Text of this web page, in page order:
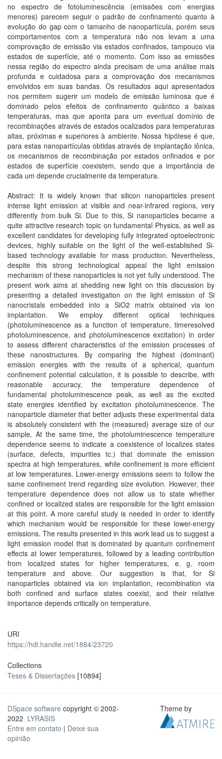
no espectro de fotoluminescência (emissões com energias
menores) parecem seguir o padrão de confinamento quanto à
evolução do gap com o tamanho de nanopartícula, porém seus
comportamentos com a temperatura não nos levam a uma
comprovação de emissão via estados confinados, tampouco via
estados de superfície, até o momento. Com isso as emissões
nessa região do espectro ainda precisam de uma análise mais
profunda e cuidadosa para a comprovação dos mecanismos
envolvidos em suas bandas. Os resultados aqui apresentados
nos permitem sugerir um modelo de emissão luminosa que é
dominado pelos efeitos de confinamento quântico a baixas
temperaturas, mas que aponta para um eventual domínio de
recombinações através de estados ocalizados para temperaturas
altas, próximas e superiores à ambiente. Nossa hipótese é que,
para estas nanopartículas obtidas através de implantação iônica,
os mecanismos de recombinação por estados onfinados e por
estados de superfície coexistem, sendo que a importância de
cada um depende crucialmente da temperatura.
Abstract: It is widely known that silicon nanoparticles present
intense light emission at visible and near-infrared regions, very
differently from bulk Si. Due to this, Si nanoparticles became a
quite attractive research topic on fundamental Physics, as well as
excellent candidates for developing fully integrated optoelectronic
devices, highly suitable on the light of the well-established Si-
based technology available for mass production. Nevertheless,
despite this strong technological appeal the light emission
mechanism of these nanoparticles is not yet fully understood. The
present work aims at shedding new light on this discussion by
presenting a detailed investigation on the light emission of Si
nanocristals embedded into a SiO2 matrix obtained via ion
implantation. We employ different optical techniques
(photoluminescence as a function of temperature, timeresolved
photoluminescence, and photoluminescence excitation) in order
to assess different characteristics of the emission processes of
these nanostructures. By comparing the highest (dominant)
emission energies with the results of a spherical, quantum
confinement potential calculation, it is possible to describe, with
reasonable accuracy, the temperature dependence of
fundamental photoluminescence peak, as well as the excited
state energies identified by excitation photoluminescence. The
nanoparticle diameter that better adjusts these experimental data
is absolutely consistent with the (measured) average size of our
sample. At the same time, the photoluminescence temperature
dependence seems to indicate a coexistence of localizes states
(surface, defects, impurities tc.) that dominate the emission
spectra at high temperatures, while confinement is more efficient
at low temperatures. Lower-energy emissions seem to follow the
same confinement trend regarding size evolution. However, their
temperature dependence does not allow us to state whether
confined or localized states are responsible for the light emission
at this point. A more careful study is needed in order to identify
which mechanism would be responsible for these lower-energy
emissions. The results presented in this work lead us to suggest a
light emission model that is dominated by quantum confinement
effects at lower temperatures, followed by a leading contribution
from localized states for higher temperatures, e. g. room
temperature and above. Our suggestion is that, for Si
nanoparticles obtained via ion implantation, recombination via
both confined and surface states coexist, and their relative
importance depends critically on temperature.
URI
https://hdl.handle.net/1884/23720
Collections
Teses & Dissertações [10894]
DSpace software copyright © 2002-
2022 LYRASIS
Entre em contato | Deixe sua
opinião
Theme by